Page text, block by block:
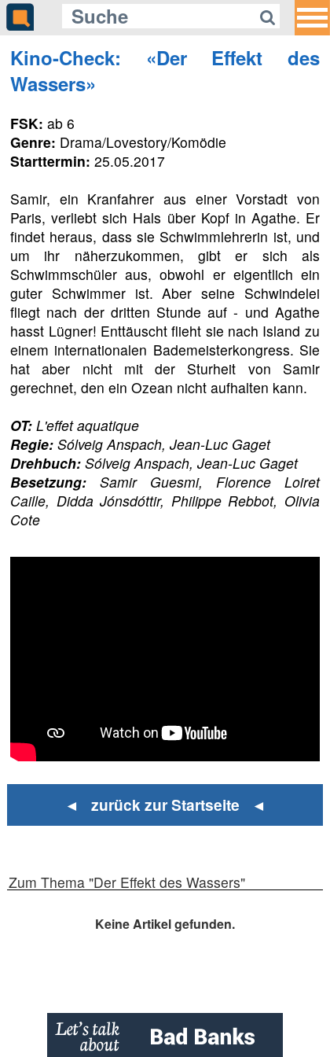
Kino-Check: «Der Effekt des
Wassers»
FSK: ab 6
Genre: Drama/Lovestory/Komödie
Starttermin: 25.05.2017
Samir, ein Kranfahrer aus einer Vorstadt von
Paris, verliebt sich Hals über Kopf in Agathe. Er
findet heraus, dass sie Schwimmlehrerin ist, und
um ihr näherzukommen, gibt er sich als
Schwimmschüler aus, obwohl er eigentlich ein
guter Schwimmer ist. Aber seine Schwindelei
fliegt nach der dritten Stunde auf - und Agathe
hasst Lügner! Enttäuscht flieht sie nach Island zu
einem internationalen Bademeisterkongress. Sie
hat aber nicht mit der Sturheit von Samir
gerechnet, den ein Ozean nicht aufhalten kann.
OT: L'effet aquatique
Regie: Sólveig Anspach, Jean-Luc Gaget
Drehbuch: Sólveig Anspach, Jean-Luc Gaget
Besetzung: Samir Guesmi, Florence Loiret
Caille, Didda Jónsdóttir, Philippe Rebbot, Olivia
Cote
◄ zurück zur Startseite ◄
Zum Thema "Der Effekt des Wassers"
Keine Artikel gefunden.